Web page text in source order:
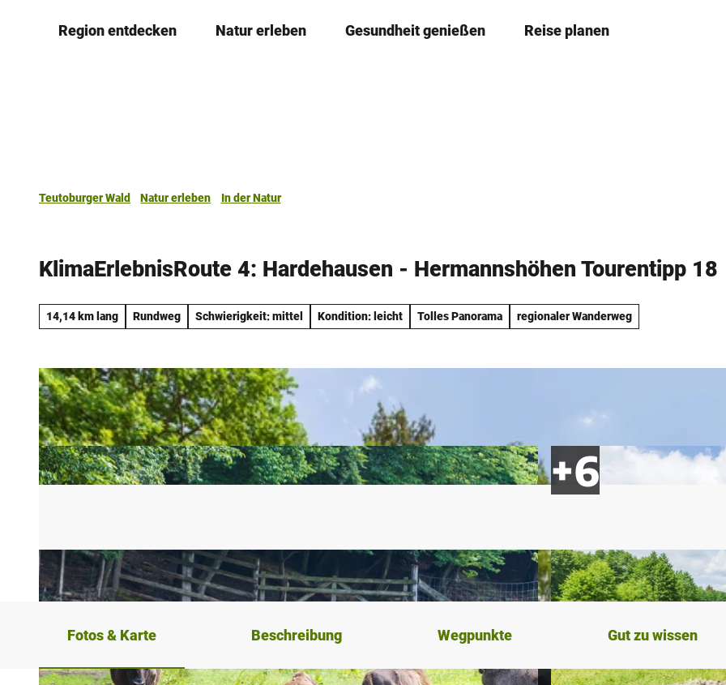
Region entdecken Natur erleben Gesundheit genießen Reise planen
Teutoburger Wald Natur erleben
In der Natur
KlimaErlebnisRoute 4: Hardehausen - Hermannshöhen Tourentipp 18
14,14 km lang Rundweg Schwierigkeit: mittel Kondition: leicht Tolles Panorama regionaler Wanderweg
Fotos & Karte Beschreibung Wegpunkte Gut zu wissen